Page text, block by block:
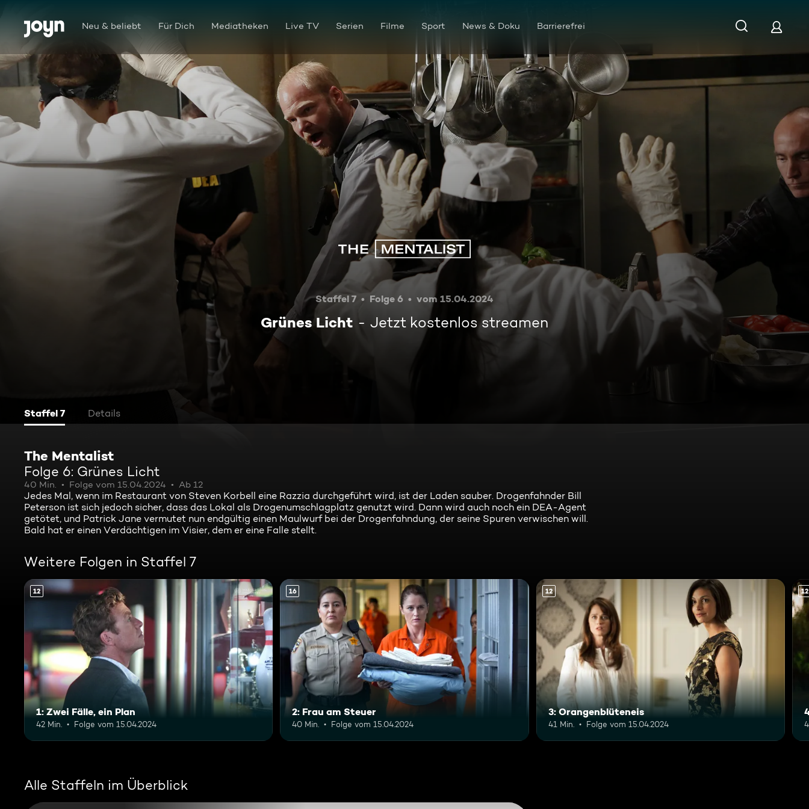
Zum Inhalt springen
Barrierefrei Neu & beliebt Für Dich Mediatheken Live TV Serien Filme Sport News & Doku Barrierefrei
Grünes Licht
Staffel 7 Folge 6 vom 15.04.2024
Grünes Licht Jetzt kostenlos streamen
Staffel 7 Details
The Mentalist
Folge 6: Grünes Licht
40 Min. Folge vom 15.04.2024 Ab 12
Jedes Mal, wenn im Restaurant von Steven Korbell eine Razzia durchgeführt wird, ist der Laden sauber. Drogenfahnder Bill
Peterson ist sich jedoch sicher, dass das Lokal als Drogenumschlagplatz genutzt wird. Dann wird auch noch ein DEA-Agent
getötet, und Patrick Jane vermutet nun endgültig einen Maulwurf bei der Drogenfahndung, der seine Spuren verwischen will.
Bald hat er einen Verdächtigen im Visier, dem er eine Falle stellt.
Weitere Folgen in Staffel 7
12
1: Zwei Fälle, ein Plan
42 Min. Folge vom 15.04.2024
16
2: Frau am Steuer
40 Min. Folge vom 15.04.2024
12
3: Orangenblüteneis
41 Min. Folge vom 15.04.2024
12
Alle Staffeln im Überblick